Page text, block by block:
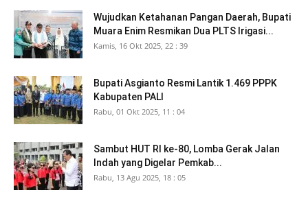
Wujudkan Ketahanan Pangan Daerah, Bupati
Muara Enim Resmikan Dua PLTS Irigasi...
Kamis, 16 Okt 2025, 22 : 39
Bupati Asgianto Resmi Lantik 1.469 PPPK
Kabupaten PALI
Rabu, 01 Okt 2025, 11 : 04
Sambut HUT RI ke-80, Lomba Gerak Jalan
Indah yang Digelar Pemkab...
Rabu, 13 Agu 2025, 18 : 05